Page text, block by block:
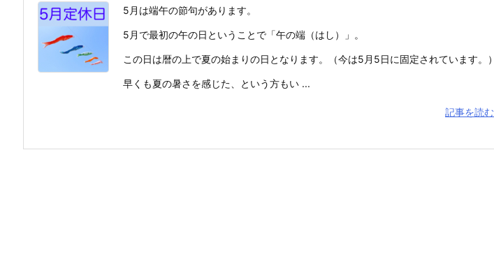
5月は端午の節句があります。
5月で最初の午の日ということで「午の端（はし）」。
この日は暦の上で夏の始まりの日となります。（今は5月5日に固定されています。）
早くも夏の暑さを感じた、という方もい ...
記事を読む